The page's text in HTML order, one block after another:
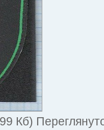
Кб)